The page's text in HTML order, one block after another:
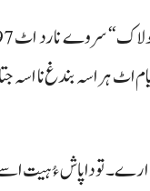
اٹ ہر اسہ بندغ نا اسہ